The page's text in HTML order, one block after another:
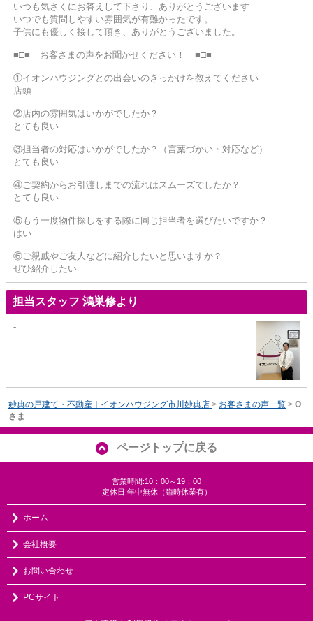
いつも気さくにお答えして下さり、ありがとうございます
いつでも質問しやすい雰囲気が有難かったです。
子供にも優しく接して頂き、ありがとうございました。
■□■ お客さまの声をお聞かせください！ ■□■
①イオンハウジングとの出会いのきっかけを教えてください
店頭
②店内の雰囲気はいかがでしたか？
とても良い
③担当者の対応はいかがでしたか？（言葉づかい・対応など）
とても良い
④ご契約からお引渡しまでの流れはスムーズでしたか？
とても良い
⑤もう一度物件探しをする際に同じ担当者を選びたいですか？
はい
⑥ご親戚やご友人などに紹介したいと思いますか？
ぜひ紹介したい
担当スタッフ 鴻巣修より
-
妙典の戸建て・不動産｜イオンハウジング市川妙典店 > お客さまの声一覧 > O
さま
ページトップに戻る
営業時間:10：00～19：00
定休日:年中無休（臨時休業有）
ホーム
会社概要
お問い合わせ
PCサイト